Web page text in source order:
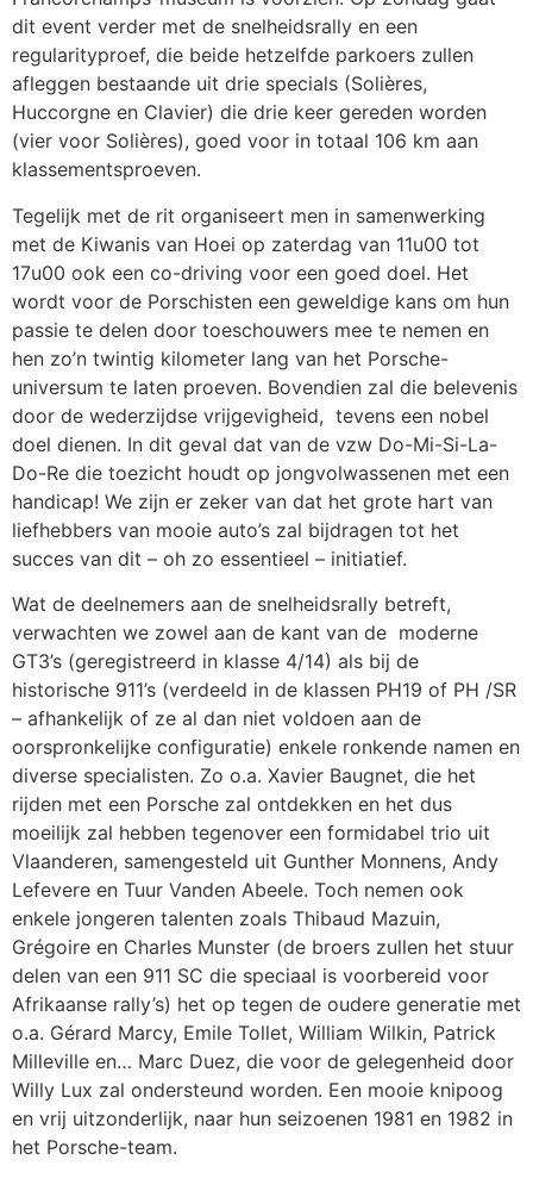
dit event verder met de snelheidsrally en een
regularityproef, die beide hetzelfde parkoers zullen
afleggen bestaande uit drie specials (Solières,
Huccorgne en Clavier) die drie keer gereden worden
(vier voor Solières), goed voor in totaal 106 km aan
klassementsproeven.
Tegelijk met de rit organiseert men in samenwerking
met de Kiwanis van Hoei op zaterdag van 11u00 tot
17u00 ook een co-driving voor een goed doel. Het
wordt voor de Porschisten een geweldige kans om hun
passie te delen door toeschouwers mee te nemen en
hen zo’n twintig kilometer lang van het Porsche-
universum te laten proeven. Bovendien zal die belevenis
door de wederzijdse vrijgevigheid, tevens een nobel
doel dienen. In dit geval dat van de vzw Do-Mi-Si-La-
Do-Re die toezicht houdt op jongvolwassenen met een
handicap! We zijn er zeker van dat het grote hart van
liefhebbers van mooie auto’s zal bijdragen tot het
succes van dit – oh zo essentieel – initiatief.
Wat de deelnemers aan de snelheidsrally betreft,
verwachten we zowel aan de kant van de moderne
GT3’s (geregistreerd in klasse 4/14) als bij de
historische 911’s (verdeeld in de klassen PH19 of PH /SR
– afhankelijk of ze al dan niet voldoen aan de
oorspronkelijke configuratie) enkele ronkende namen en
diverse specialisten. Zo o.a. Xavier Baugnet, die het
rijden met een Porsche zal ontdekken en het dus
moeilijk zal hebben tegenover een formidabel trio uit
Vlaanderen, samengesteld uit Gunther Monnens, Andy
Lefevere en Tuur Vanden Abeele. Toch nemen ook
enkele jongeren talenten zoals Thibaud Mazuin,
Grégoire en Charles Munster (de broers zullen het stuur
delen van een 911 SC die speciaal is voorbereid voor
Afrikaanse rally’s) het op tegen de oudere generatie met
o.a. Gérard Marcy, Emile Tollet, William Wilkin, Patrick
Milleville en… Marc Duez, die voor de gelegenheid door
Willy Lux zal ondersteund worden. Een mooie knipoog
en vrij uitzonderlijk, naar hun seizoenen 1981 en 1982 in
het Porsche-team.